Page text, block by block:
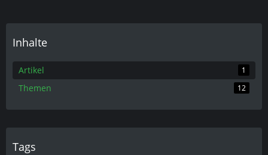
Inhalte
Artikel 1
Themen 12
Tags